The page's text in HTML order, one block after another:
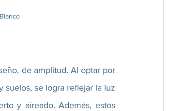
de amplitud. Al optar por
suelos, se logra reflejar la luz
y aireado. Además, estos